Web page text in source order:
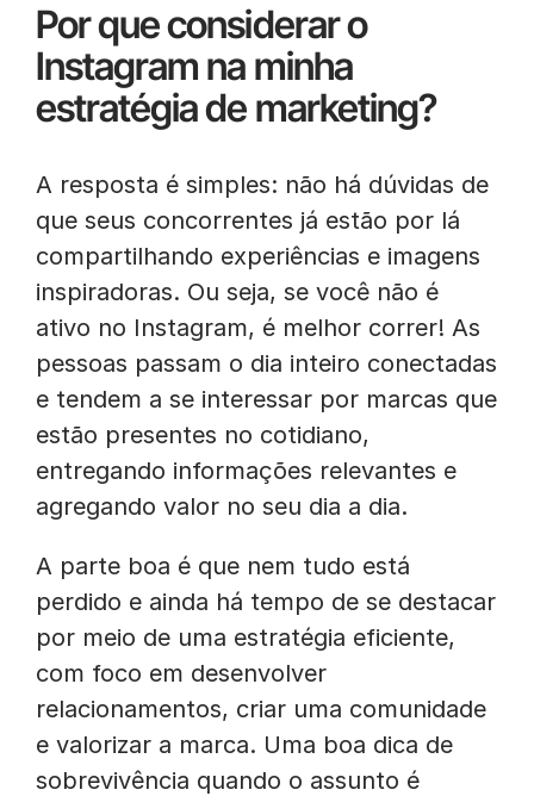
Por que considerar o
Instagram na minha
estratégia de marketing?
A resposta é simples: não há dúvidas de
que seus concorrentes já estão por lá
compartilhando experiências e imagens
inspiradoras. Ou seja, se você não é
ativo no Instagram, é melhor correr! As
pessoas passam o dia inteiro conectadas
e tendem a se interessar por marcas que
estão presentes no cotidiano,
entregando informações relevantes e
agregando valor no seu dia a dia.
A parte boa é que nem tudo está
perdido e ainda há tempo de se destacar
por meio de uma estratégia eficiente,
com foco em desenvolver
relacionamentos, criar uma comunidade
e valorizar a marca. Uma boa dica de
sobrevivência quando o assunto é